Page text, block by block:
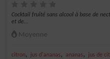
Cocktail fruité sans alcool à base de
et de...
Moyenne
citron, jus d'ananas, ananas, jus de